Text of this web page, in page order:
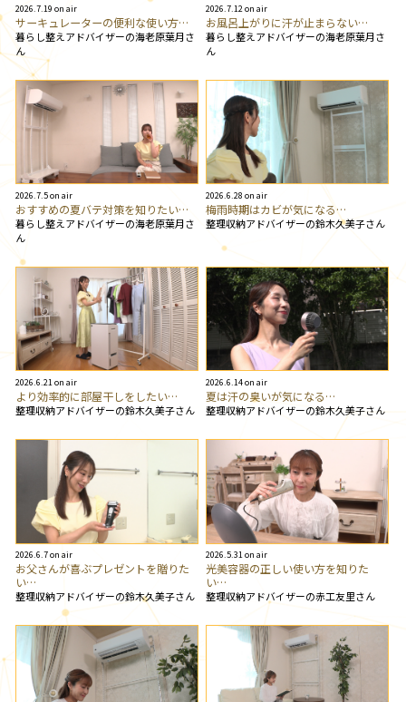
2026.7.19 on air
サーキュレーターの便利な使い方…
暮らし整えアドバイザーの海老原葉月さ
ん
2026.7.12 on air
お風呂上がりに汗が止まらない…
暮らし整えアドバイザーの海老原葉月さ
ん
2026.7.5 on air
おすすめの夏バテ対策を知りたい…
暮らし整えアドバイザーの海老原葉月さ
ん
2026.6.28 on air
梅雨時期はカビが気になる…
整理収納アドバイザーの鈴木久美子さん
2026.6.21 on air
より効率的に部屋干しをしたい…
整理収納アドバイザーの鈴木久美子さん
2026.6.14 on air
夏は汗の臭いが気になる…
整理収納アドバイザーの鈴木久美子さん
2026.6.7 on air
お父さんが喜ぶプレゼントを贈りた
い…
整理収納アドバイザーの鈴木久美子さん
2026.5.31 on air
光美容器の正しい使い方を知りた
い…
整理収納アドバイザーの赤工友里さん